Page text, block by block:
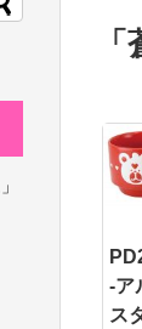
-ア
ス